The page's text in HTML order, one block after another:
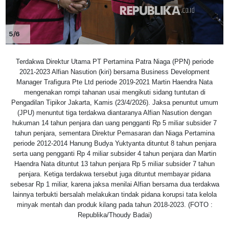
5/6
Terdakwa Direktur Utama PT Pertamina Patra Niaga (PPN) periode
2021-2023 Alfian Nasution (kiri) bersama Business Development
Manager Trafigura Pte Ltd periode 2019-2021 Martin Haendra Nata
mengenakan rompi tahanan usai mengikuti sidang tuntutan di
Pengadilan Tipikor Jakarta, Kamis (23/4/2026). Jaksa penuntut umum
(JPU) menuntut tiga terdakwa diantaranya Alfian Nasution dengan
hukuman 14 tahun penjara dan uang pengganti Rp 5 miliar subsider 7
tahun penjara, sementara Direktur Pemasaran dan Niaga Pertamina
periode 2012-2014 Hanung Budya Yuktyanta dituntut 8 tahun penjara
serta uang pengganti Rp 4 miliar subsider 4 tahun penjara dan Martin
Haendra Nata dituntut 13 tahun penjara Rp 5 miliar subsider 7 tahun
penjara. Ketiga terdakwa tersebut juga dituntut membayar pidana
sebesar Rp 1 miliar, karena jaksa menilai Alfian bersama dua terdakwa
lainnya terbukti bersalah melakukan tindak pidana korupsi tata kelola
minyak mentah dan produk kilang pada tahun 2018-2023. (FOTO :
Republika/Thoudy Badai)